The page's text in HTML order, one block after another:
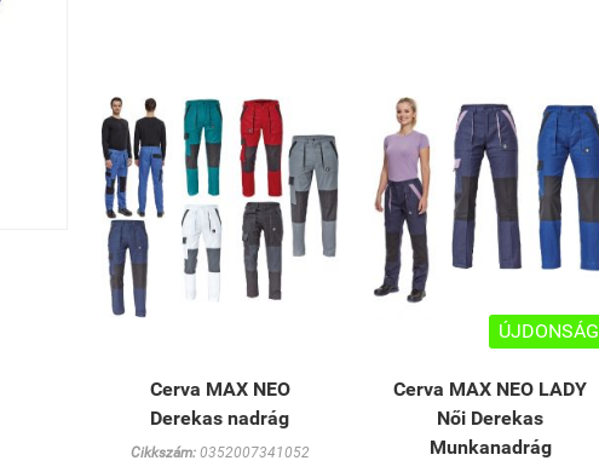
Cerva MAX NEO
Derekas nadrág
Cikkszám:0352007341052
ÚJDONSÁG
Cerva MAX NEO LADY
Női Derekas
Munkanadrág